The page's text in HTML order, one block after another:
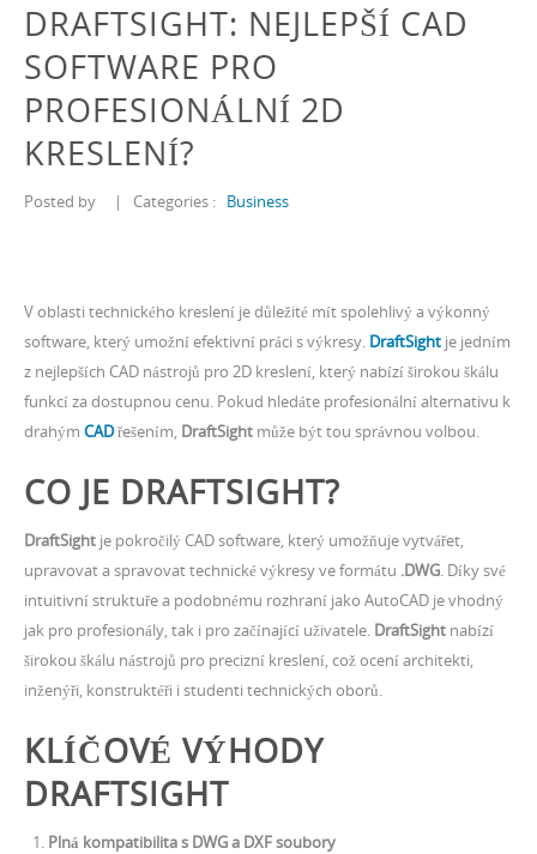
DRAFTSIGHT: NEJLEPŠÍ CAD
SOFTWARE PRO
PROFESIONÁLNÍ 2D
KRESLENÍ?
Posted by | Categories : Business
V oblasti technického kreslení je důležité mít spolehlivý a výkonný
software, který umožní efektivní práci s výkresy. DraftSight je jedním
z nejlepších CAD nástrojů pro 2D kreslení, který nabízí širokou škálu
funkcí za dostupnou cenu. Pokud hledáte profesionální alternativu k
drahým CADřešením, DraftSight může být tou správnou volbou.
CO JE DRAFTSIGHT?
DraftSight je pokročilý CAD software, který umožňuje vytvářet,
upravovat a spravovat technické výkresy ve formátu .DWG. Díky své
intuitivní struktuře a podobnému rozhraní jako AutoCAD je vhodný
jak pro profesionály, tak i pro začínající uživatele. DraftSight nabízí
širokou škálu nástrojů pro precizní kreslení, což ocení architekti,
inženýři, konstruktéři i studenti technických oborů.
KLÍČOVÉ VÝHODY
DRAFTSIGHT
Plná kompatibilita s DWG a DXF soubory